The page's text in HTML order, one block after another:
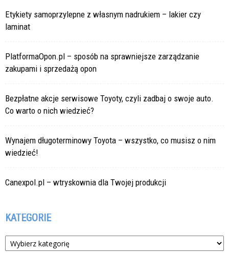
Etykiety samoprzylepne z własnym nadrukiem – lakier czy
laminat
PlatformaOpon.pl – sposób na sprawniejsze zarządzanie
zakupami i sprzedażą opon
Bezpłatne akcje serwisowe Toyoty, czyli zadbaj o swoje auto.
Co warto o nich wiedzieć?
Wynajem długoterminowy Toyota – wszystko, co musisz o nim
wiedzieć!
Canexpol.pl – wtryskownia dla Twojej produkcji
KATEGORIE
Kategorie